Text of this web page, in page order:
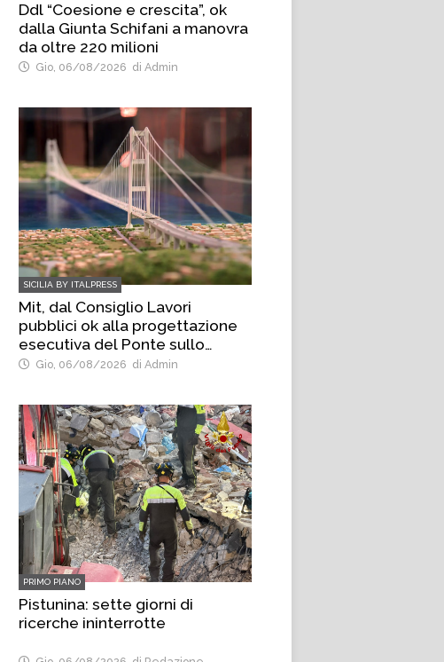
Ddl “Coesione e crescita”, ok
dalla Giunta Schifani a manovra
da oltre 220 milioni
Gio, 06/08/2026 di Admin
SICILIA BY ITALPRESS
Mit, dal Consiglio Lavori
pubblici ok alla progettazione
esecutiva del Ponte sullo
Stretto
Gio, 06/08/2026 di Admin
PRIMO PIANO
Pistunina: sette giorni di
ricerche ininterrotte